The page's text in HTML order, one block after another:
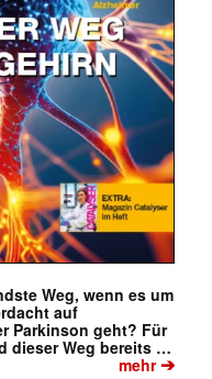
✕
Weg, wenn es um
auf
Parkinson geht? Für
dieser Weg bereits …
mehr➔